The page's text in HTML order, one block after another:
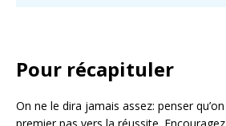
Pour récapituler
On ne le dira jamais assez: penser